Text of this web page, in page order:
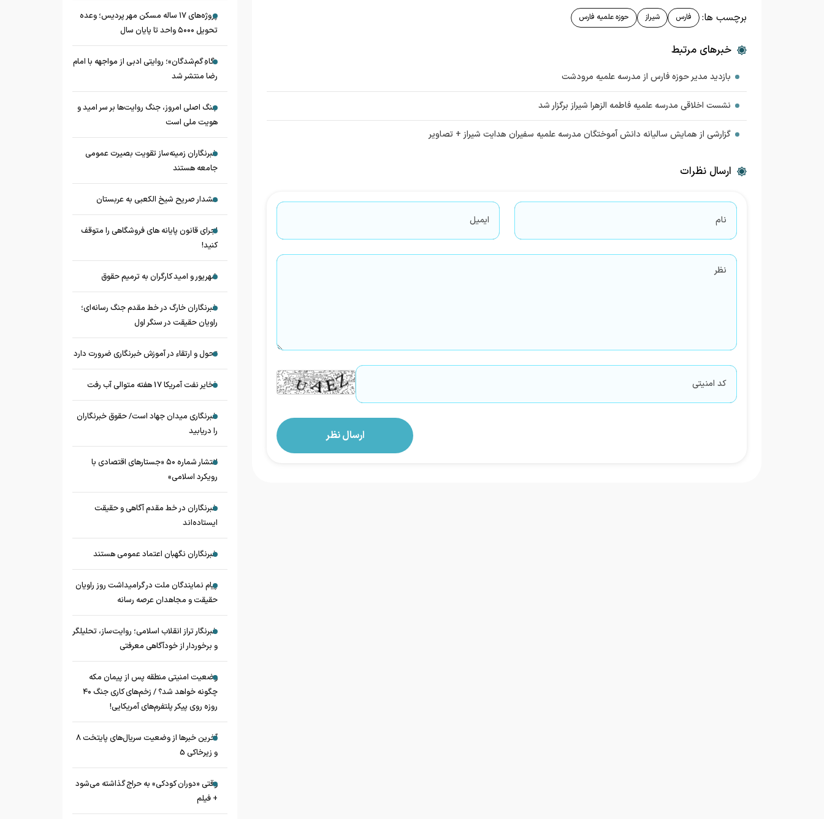
برچسب ها: فارس شیراز حوزه علمیه فارس
خبرهای مرتبط
بازدید مدیر حوزه فارس از مدرسه علمیه مرودشت
نشست اخلاقی مدرسه علمیه فاطمه الزهرا شیراز برگزار شد
گزارشی از همایش سالیانه دانش آموختگان مدرسه علمیه سفیران هدایت شیراز + تصاویر
ارسال نظرات
پروژه‌های ۱۷ ساله مسکن مهر پردیس؛ وعده
تحویل ۵۰۰۰ واحد تا پایان سال
«گاهِ گم‌شدگان»؛ روایتی ادبی از مواجهه با امام
رضا منتشر شد
جنگ اصلی امروز، جنگ روایت‌ها بر سر امید و
هویت ملی است
خبرنگاران زمینه‌ساز تقویت بصیرت عمومی
جامعه هستند
هشدار صریح شیخ الکعبی به عربستان
اجرای قانون پایانه های فروشگاهی را متوقف
کنید!
شهریور و امید کارگران به ترمیم حقوق
خبرنگاران خارگ در خط مقدم جنگ رسانه‌ای؛
راویان حقیقت در سنگر اول
تحول و ارتقاء در آموزش خبرنگاری ضرورت دارد
ذخایر نفت آمریکا 17 هفته متوالی آب رفت
خبرنگاری میدان جهاد است/ حقوق خبرنگاران
را دریابید
انتشار شماره ۵۰ «جستارهای اقتصادی با
رویکرد اسلامی»
خبرنگاران در خط مقدم آگاهی و حقیقت
ایستاده‌اند
خبرنگاران نگهبان اعتماد عمومی هستند
پیام نمایندگان ملت در گرامیداشت روز راویان
حقیقت و مجاهدان عرصه رسانه
خبرنگار تراز انقلاب اسلامی؛ روایت‌ساز، تحلیلگر
و برخوردار از خودآگاهی معرفتی
وضعیت امنیتی منطقه پس از پیمان مکه
چگونه خواهد شد؟ / زخم‌های کاری جنگ ۴۰
روزه روی پیکر پلتفرم‌های آمریکایی!
آخرین خبرها از وضعیت سریال‌های پایتخت 8
و زیرخاکی 5
وقتی «دوران کودکی» به حراج گذاشته می‌شود
+ فیلم